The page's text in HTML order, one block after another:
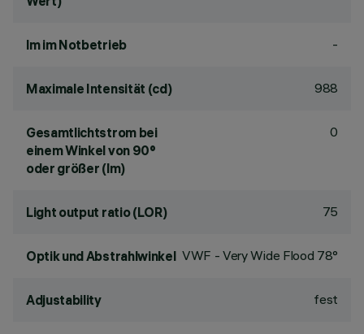
lm im Notbetrieb -
Maximale Intensität (cd) 988
Gesamtlichtstrom bei
einem Winkel von 90°
oder größer (lm)
0
Light output ratio (LOR) 75
Optik und Abstrahlwinkel VWF - Very Wide Flood 78°
Adjustability fest